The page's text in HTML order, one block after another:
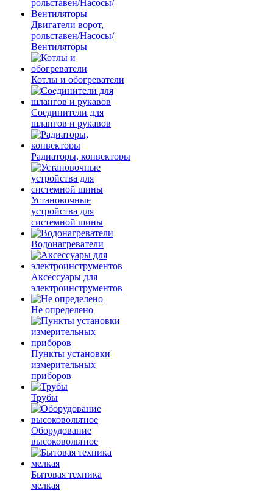
Двигатели ворот,
рольставен/Насосы/
Вентиляторы
Котлы и обогреватели
Соединители для
шлангов и рукавов
Радиаторы, конвекторы
Установочные
устройства для
системной шины
Водонагреватели
Аксессуары для
электроинструментов
Не определено
Пункты установки
измерительных
приборов
Трубы
Оборудование
высоковольтное
Бытовая техника
мелкая